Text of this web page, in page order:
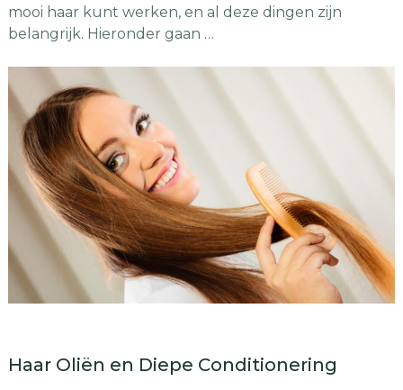
mooi haar kunt werken, en al deze dingen zijn
belangrijk. Hieronder gaan …
Haar Oliën en Diepe Conditionering